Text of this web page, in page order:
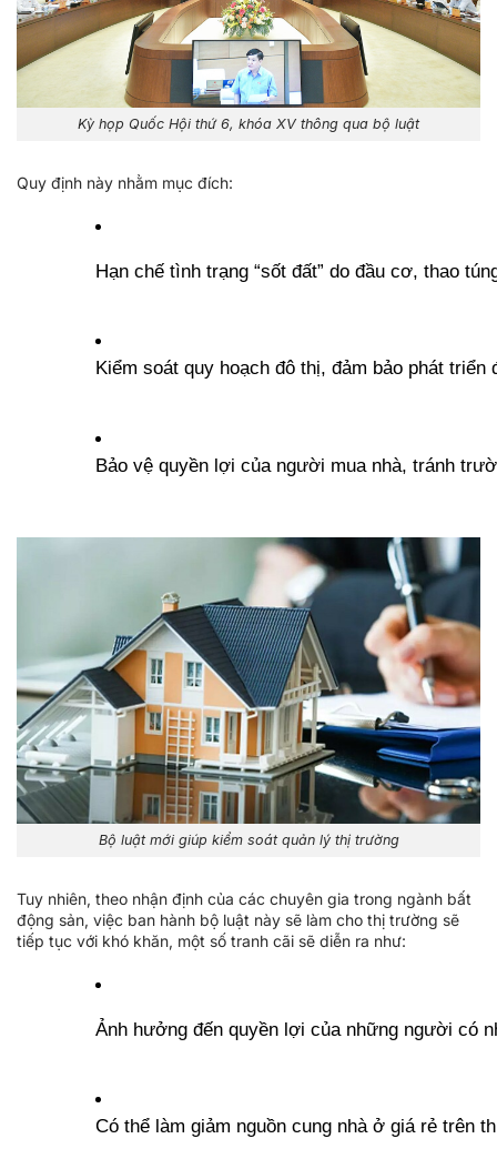
Kỳ họp Quốc Hội thứ 6, khóa XV thông qua bộ luật
Quy định này nhằm mục đích:
Hạn chế tình trạng “sốt đất” do đầu cơ, thao
Kiểm soát quy hoạch đô thị, đảm bảo phát
Bảo vệ quyền lợi của người mua nhà, tránh
Bộ luật mới giúp kiểm soát quản lý thị trường
Tuy nhiên, theo nhận định của các chuyên gia trong ngành bất
động sản, việc ban hành bộ luật này sẽ làm cho thị trường sẽ
tiếp tục với khó khăn, một số tranh cãi sẽ diễn ra như:
Ảnh hưởng đến quyền lợi của những người có
Có thể làm giảm nguồn cung nhà ở giá rẻ trên